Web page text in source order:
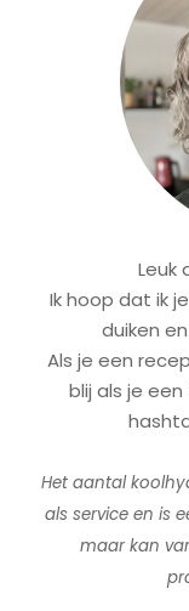
Leuk
Ik hoop dat ik
duiken
Als je een
blij als je
Het aantal
als service en is
maar kan